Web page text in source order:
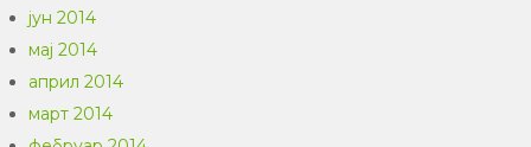
јун 2014
мај 2014
април 2014
март 2014